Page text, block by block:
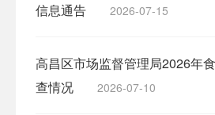
信息通告
2026-07-15
高昌区市场监督管理局2026年
查情况
2026-07-10